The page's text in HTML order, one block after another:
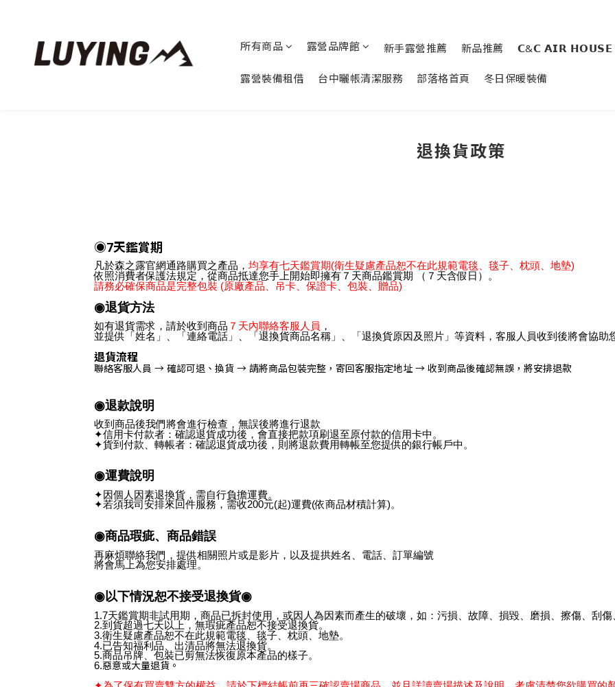
所有商品 露營品牌館 新手露營推薦 新品推薦 𝗖&𝗖 𝗔𝗜𝗥 𝗛𝗢𝗨𝗦𝗘
露營裝備租借 台中曬帳清潔服務 部落格首頁 冬日保暖裝備
退換貨政策
◉7天鑑賞期
凡於森之露官網通路購買之產品， 均享有七天鑑賞期(衛生疑慮產品恕不在此規範電毯、毯子、枕頭、地墊)
依照消費者保護法規定，從商品抵達您手上開始即擁有７天商品鑑賞期 （７天含假日）。
請務必確保商品是完整包裝 (原廠產品、吊卡、保證卡、包裝、贈品)
◉退貨方法
如有退貨需求，請於收到商品 ７天內聯絡客服人員 ，
並提供「姓名」、「連絡電話」、「退換貨商品名稱」、「退換貨原因及照片」等資料，客服人員收到後將會協助
退貨流程
聯絡客服人員 → 確認可退、換貨 → 請將商品包裝完整，寄回客服指定地址 → 收到商品後確認無誤，將安排退款
◉退款說明
收到商品後我們將會進行檢查，無誤後將進行退款
✦信用卡付款者：確認退貨成功後，會直接把款項刷退至原付款的信用卡中。
✦貨到付款、轉帳者：確認退貨成功後，則將退款費用轉帳至您提供的銀行帳戶中。
◉運費說明
✦因個人因素退換貨，需自行負擔運費。
✦若須我司安排來回件服務，需收200元(起)運費(依商品材積計算)。
◉商品瑕疵、商品錯誤
再麻煩聯絡我們，提供相關照片或是影片，以及提拱姓名、電話、訂單編號
將會馬上為您安排處理。
◉以下情況恕不接受退換貨◉
1.7天鑑賞期非試用期，商品已拆封使用，或因人為因素而產生的破壞，如：污損、故障、損毀、磨損、擦傷、刮傷
2.到貨超過七天以上，無瑕疵產品恕不接受退換貨。
3.衛生疑慮產品恕不在此規範電毯、毯子、枕頭、地墊。
4.已告知福利品、出清品將無法退換貨。
5.商品吊牌、包裝已剪無法恢復原本產品的樣子。
6.惡意或大量退貨。